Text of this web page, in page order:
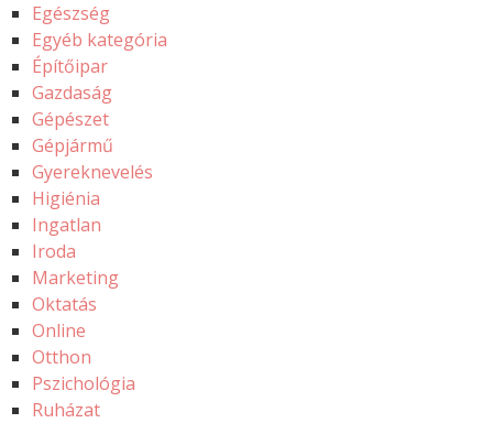
Egészség
Egyéb kategória
Építőipar
Gazdaság
Gépészet
Gépjármű
Gyereknevelés
Higiénia
Ingatlan
Iroda
Marketing
Oktatás
Online
Otthon
Pszichológia
Ruházat